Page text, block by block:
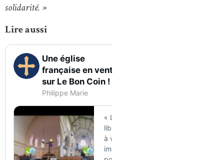
solidarité. »
Lire aussi